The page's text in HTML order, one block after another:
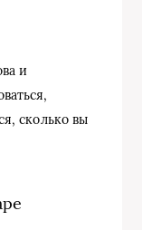
и
сколько вы